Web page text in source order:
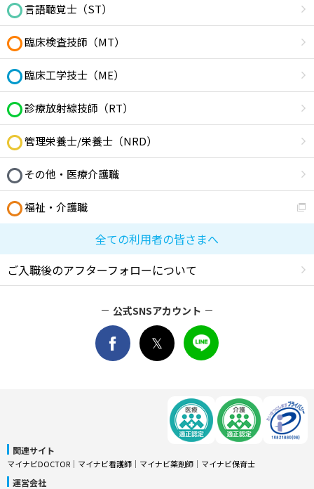
言語聴覚士（ST）
臨床検査技師（MT）
臨床工学技士（ME）
診療放射線技師（RT）
管理栄養士/栄養士（NRD）
その他・医療介護職
福祉・介護職
全ての利用者の皆さまへ
ご入職後のアフターフォローについて
公式SNSアカウント
関連サイト
マイナビDOCTOR │ マイナビ看護師 │ マイナビ薬剤師 │ マイナビ保育士
運営会社